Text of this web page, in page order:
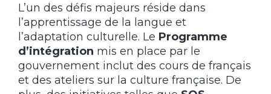
L’un des défis majeurs réside dans
l’apprentissage de la langue et
l’adaptation culturelle. Le Programme
d’intégration mis en place par le
gouvernement inclut des cours de français
et des ateliers sur la culture française. De